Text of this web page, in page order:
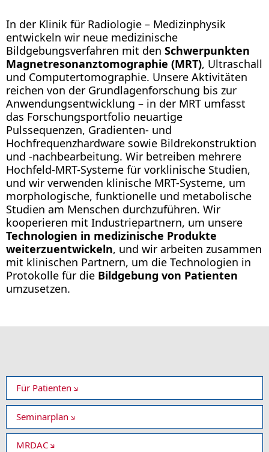
In der Klinik für Radiologie – Medizinphysik
entwickeln wir neue medizinische
Bildgebungsverfahren mit den Schwerpunkten
Magnetresonanztomographie (MRT), Ultraschall
und Computertomographie. Unsere Aktivitäten
reichen von der Grundlagenforschung bis zur
Anwendungsentwicklung – in der MRT umfasst
das Forschungsportfolio neuartige
Pulssequenzen, Gradienten- und
Hochfrequenzhardware sowie Bildrekonstruktion
und -nachbearbeitung. Wir betreiben mehrere
Hochfeld-MRT-Systeme für vorklinische Studien,
und wir verwenden klinische MRT-Systeme, um
morphologische, funktionelle und metabolische
Studien am Menschen durchzuführen. Wir
kooperieren mit Industriepartnern, um unsere
Technologien in medizinische Produkte
weiterzuentwickeln, und wir arbeiten zusammen
mit klinischen Partnern, um die Technologien in
Protokolle für die Bildgebung von Patienten
umzusetzen.
Für Patienten
Seminarplan
MRDAC